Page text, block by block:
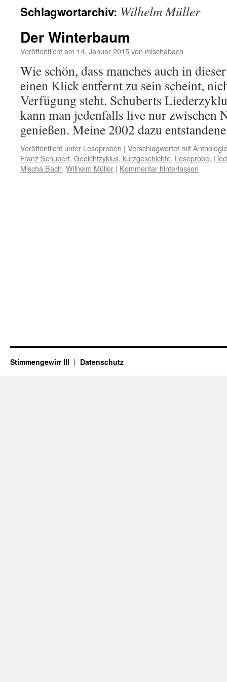
Schlagwortarchiv: Wilhelm Müller
Der Winterbaum
Veröffentlicht am 14. Januar 2015von mischabach
Wie schön, dass manches auch in
einen Klick entfernt zu sein scheint,
Verfügung steht. Schuberts
kann man jedenfalls live nur zwischen
genießen. Meine 2002 dazu
Veröffentlicht unter Leseproben | Verschlagwortet mitAnthologie
Franz Schubert, Gedichtzyklus, kurzgeschichte, Leseprobe,
Mischa Bach, Wilhelm Müller | Kommentar hinterlassen
Stimmengewirr III Datenschutz